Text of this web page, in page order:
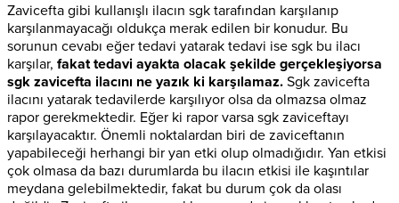
Zavicefta gibi kullanışlı ilacın sgk tarafından karşılanıp
karşılanmayacağı oldukça merak edilen bir konudur. Bu
sorunun cevabı eğer tedavi yatarak tedavi ise sgk bu ilacı
karşılar, fakat tedavi ayakta olacak şekilde gerçekleşiyorsa
sgk zavicefta ilacını ne yazık ki karşılamaz. Sgk zavicefta
ilacını yatarak tedavilerde karşılıyor olsa da olmazsa olmaz
rapor gerekmektedir. Eğer ki rapor varsa sgk zaviceftayı
karşılayacaktır. Önemli noktalardan biri de zaviceftanın
yapabileceği herhangi bir yan etki olup olmadığıdır. Yan etkisi
çok olmasa da bazı durumlarda bu ilacın etkisi ile kaşıntılar
meydana gelebilmektedir, fakat bu durum çok da olası